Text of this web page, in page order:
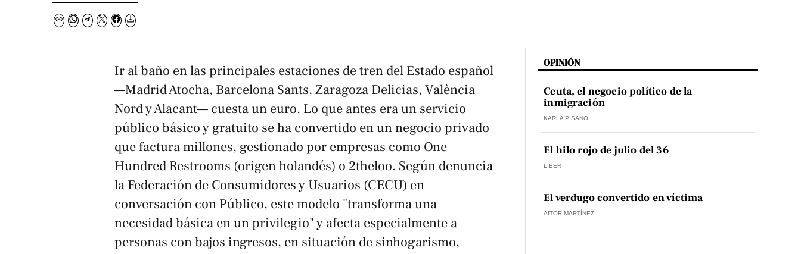
Ir al baño en las principales estaciones de tren del Estado español
—Madrid Atocha, Barcelona Sants, Zaragoza Delicias, València
Nord y Alacant— cuesta un euro. Lo que antes era un servicio
público básico y gratuito se ha convertido en un negocio privado
que factura millones, gestionado por empresas como One
Hundred Restrooms (origen holandés) o 2theloo. Según denuncia
la Federación de Consumidores y Usuarios (CECU) en
conversación con Público, este modelo "transforma una
necesidad básica en un privilegio" y afecta especialmente a
personas con bajos ingresos, en situación de sinhogarismo,
OPINIÓN
Ceuta, el negocio político de la
inmigración
KARLA PISANO
El hilo rojo de julio del 36
LIBER
El verdugo convertido en víctima
AITOR MARTÍNEZ